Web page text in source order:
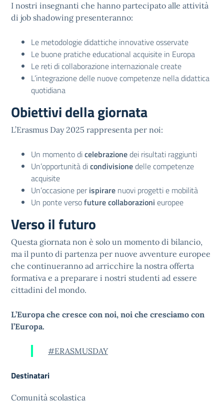
I nostri insegnanti che hanno partecipato alle attività
di job shadowing presenteranno:
Le metodologie didattiche innovative osservate
Le buone pratiche educational acquisite in Europa
Le reti di collaborazione internazionale create
L’integrazione delle nuove competenze nella didattica
quotidiana
Obiettivi della giornata
L’Erasmus Day 2025 rappresenta per noi:
Un momento dicelebrazionedei risultati raggiunti
Un’opportunità dicondivisionedelle competenze
acquisite
Un’occasione perispirare nuovi progetti e mobilità
Un ponte versofuture collaborazioni europee
Verso il futuro
Questa giornata non è solo un momento di bilancio,
ma il punto di partenza per nuove avventure europee
che continueranno ad arricchire la nostra offerta
formativa e a preparare i nostri studenti ad essere
cittadini del mondo.
L’Europa che cresce con noi, noi che cresciamo con
l’Europa.
#ERASMUSDAY
Destinatari
Comunità scolastica